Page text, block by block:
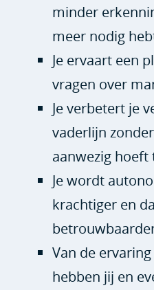
minder
meer nodig
Je ervaart een
vragen over
Je verbetert je
vaderlijn
aanwezig hoeft
Je wordt
krachtiger en
Van de
hebben jij en